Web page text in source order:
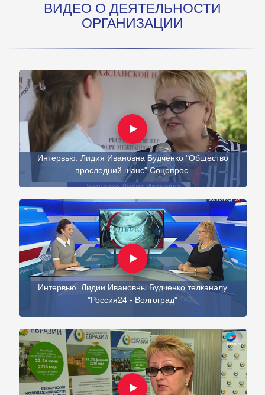
ВИДЕО О ДЕЯТЕЛЬНОСТИ
ОРГАНИЗАЦИИ
Интервью. Лидия Ивановна Будченко "Общество
проследний шанс" Соцопрос.
Интервью. Лидии Ивановны Будченко телканалу
"Россия24 - Волгоград"